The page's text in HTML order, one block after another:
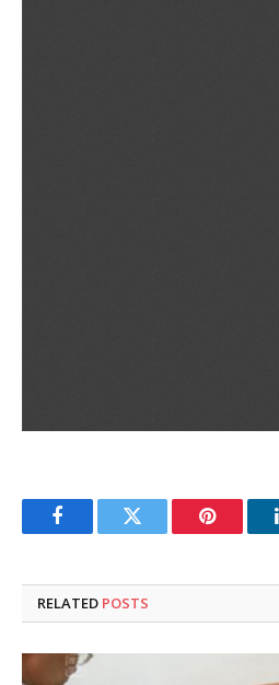
FacebookTwitter Pinterest
RELATED POSTS